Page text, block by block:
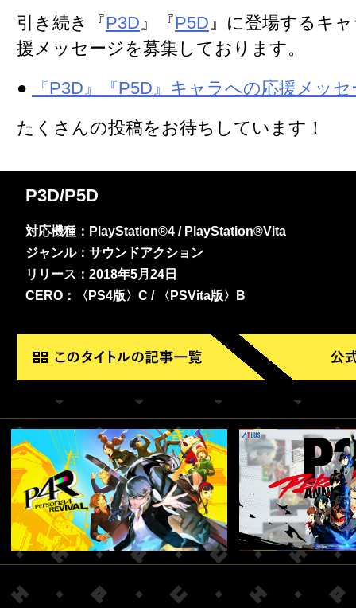
引き続き『P3D』『P5D』に登場するキ
援メッセージを募集しております。
●
『P3D』『P5D』キャラへの応援メッ
たくさんの投稿をお待ちしています！
P3D/P5D
対応機種：PlayStation®4 / PlayStation®Vita
ジャンル：サウンドアクション
リリース：2018年5月24日
CERO：〈PS4版〉C / 〈PSVita版〉B